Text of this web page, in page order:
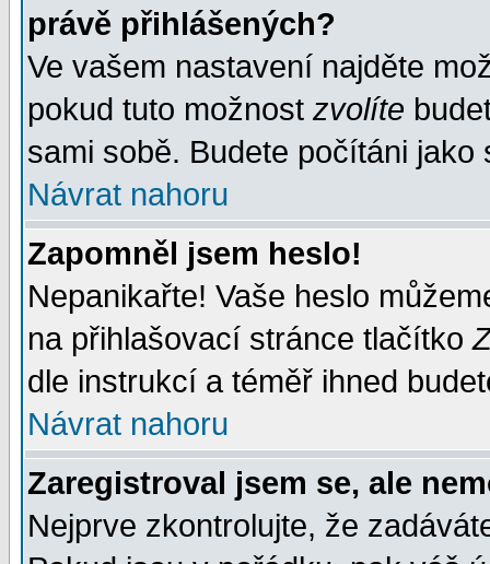
právě přihlášených?
Ve vašem nastavení najděte
pokud tuto možnost zvolíte
sami sobě. Budete počítáni jako
Návrat nahoru
Zapomněl jsem heslo!
Nepanikařte! Vaše heslo
na přihlašovací stránce tlačítko
dle instrukcí a téměř ihned
Návrat nahoru
Zaregistroval jsem se, ale
Nejprve zkontrolujte, že